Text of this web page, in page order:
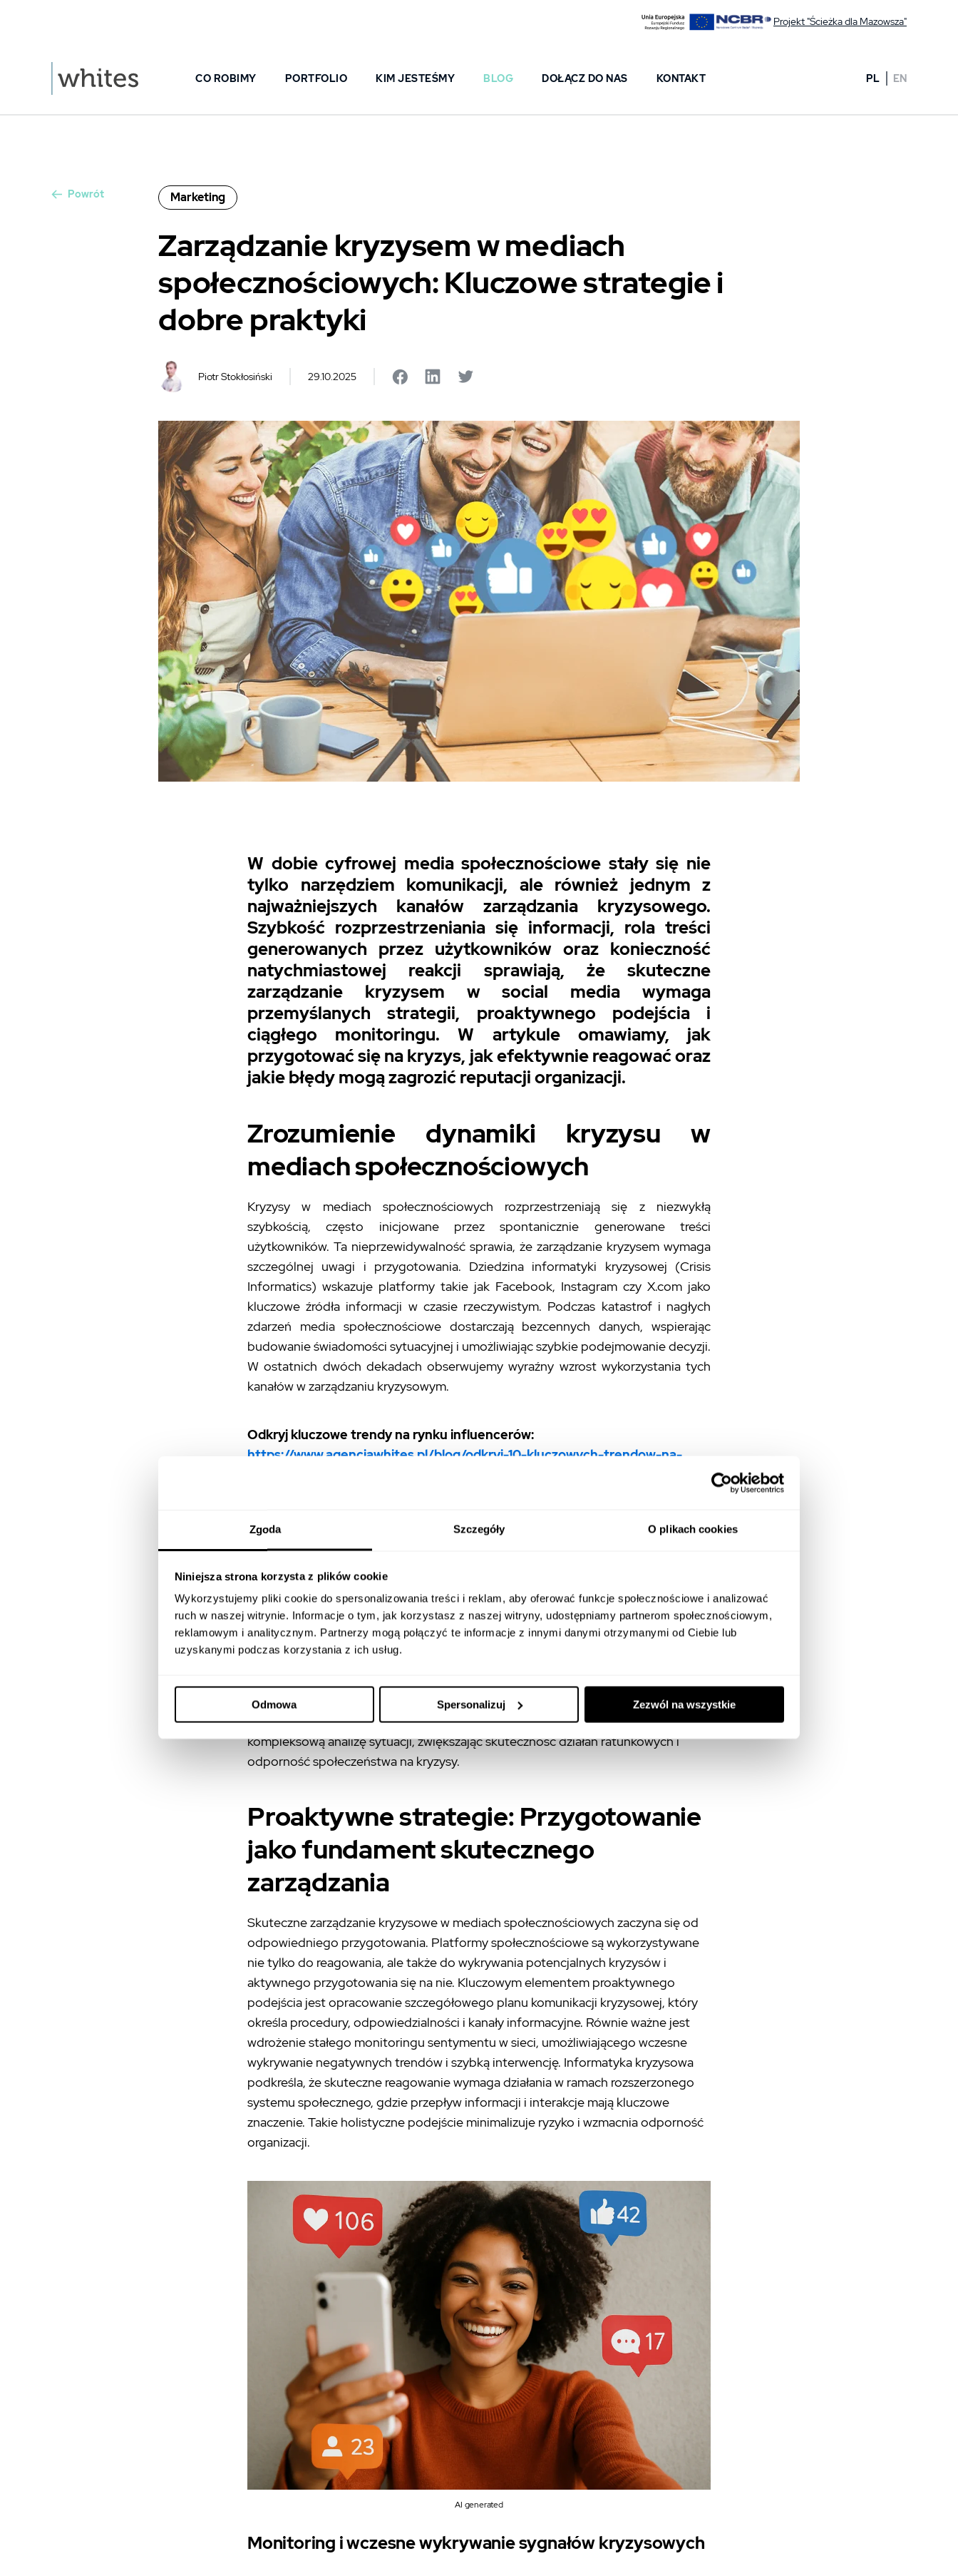
Zgoda Szczegóły O plikach cookies
Niniejsza strona korzysta z plików cookie
Wykorzystujemy pliki cookie do spersonalizowania treści i reklam, aby oferować funkcje społecznościowe i analizować
ruch w naszej witrynie. Informacje o tym, jak korzystasz z naszej witryny, udostępniamy partnerom społecznościowym,
reklamowym i analitycznym. Partnerzy mogą połączyć te informacje z innymi danymi otrzymanymi od Ciebie lub
uzyskanymi podczas korzystania z ich usług.
Odmowa Spersonalizuj Zezwól na wszystkie
Projekt "Ścieżka dla Mazowsza"
CO ROBIMY PORTFOLIO KIM JESTEŚMY BLOG DOŁĄCZ DO NAS KONTAKT PL EN
Powrót Marketing
Zarządzanie kryzysem w mediach
społecznościowych: Kluczowe strategie i
dobre praktyki
Piotr Stokłosiński 29.10.2025
W dobie cyfrowej media społecznościowe stały się nie
tylko narzędziem komunikacji, ale również jednym z
najważniejszych kanałów zarządzania kryzysowego.
Szybkość rozprzestrzeniania się informacji, rola treści
generowanych przez użytkowników oraz konieczność
natychmiastowej reakcji sprawiają, że skuteczne
zarządzanie kryzysem w social media wymaga
przemyślanych strategii, proaktywnego podejścia i
ciągłego monitoringu. W artykule omawiamy, jak
przygotować się na kryzys, jak efektywnie reagować oraz
jakie błędy mogą zagrozić reputacji organizacji.
Zrozumienie dynamiki kryzysu w
mediach społecznościowych
Kryzysy w mediach społecznościowych rozprzestrzeniają się z niezwykłą
szybkością, często inicjowane przez spontanicznie generowane treści
użytkowników. Ta nieprzewidywalność sprawia, że zarządzanie kryzysem wymaga
szczególnej uwagi i przygotowania. Dziedzina informatyki kryzysowej (Crisis
Informatics) wskazuje platformy takie jak Facebook, Instagram czy X.com jako
kluczowe źródła informacji w czasie rzeczywistym. Podczas katastrof i nagłych
zdarzeń media społecznościowe dostarczają bezcennych danych, wspierając
budowanie świadomości sytuacyjnej i umożliwiając szybkie podejmowanie decyzji.
W ostatnich dwóch dekadach obserwujemy wyraźny wzrost wykorzystania tych
kanałów w zarządzaniu kryzysowym.
Odkryj kluczowe trendy na rynku influencerów:
https://www.agencjawhites.pl/blog/odkryj-10-kluczowych-trendow-na-
Znaczenie treści generowanych przez użytkowników
dla służb ratunkowych i organizacji zarządzających kryzysami. Informacje
przekazywane bezpośrednio przez obywateli, często w czasie rzeczywistym,
wspierają procesy decyzyjne i efektywną alokację zasobów. CGC umożliwia
budowanie i koordynację oddolnych społeczności samopomocowych, które
mogą szybko reagować na lokalne potrzeby. W środowisku, gdzie dezinformacja
wiarygodnym źródłem faktów, pomagając zrozumieć rzeczywisty przebieg
wydarzeń. Różnorodność perspektyw i szeroki zasięg CGC pozwalają na
kompleksową analizę sytuacji, zwiększając skuteczność działań ratunkowych i
odporność społeczeństwa na kryzysy.
Proaktywne strategie: Przygotowanie
jako fundament skutecznego
zarządzania
Skuteczne zarządzanie kryzysowe w mediach społecznościowych zaczyna się od
odpowiedniego przygotowania. Platformy społecznościowe są wykorzystywane
nie tylko do reagowania, ale także do wykrywania potencjalnych kryzysów i
aktywnego przygotowania się na nie. Kluczowym elementem proaktywnego
podejścia jest opracowanie szczegółowego planu komunikacji kryzysowej, który
określa procedury, odpowiedzialności i kanały informacyjne. Równie ważne jest
wdrożenie stałego monitoringu sentymentu w sieci, umożliwiającego wczesne
wykrywanie negatywnych trendów i szybką interwencję. Informatyka kryzysowa
podkreśla, że skuteczne reagowanie wymaga działania w ramach rozszerzonego
systemu społecznego, gdzie przepływ informacji i interakcje mają kluczowe
znaczenie. Takie holistyczne podejście minimalizuje ryzyko i wzmacnia odporność
organizacji.
AI generated
Monitoring i wczesne wykrywanie sygnałów kryzysowych